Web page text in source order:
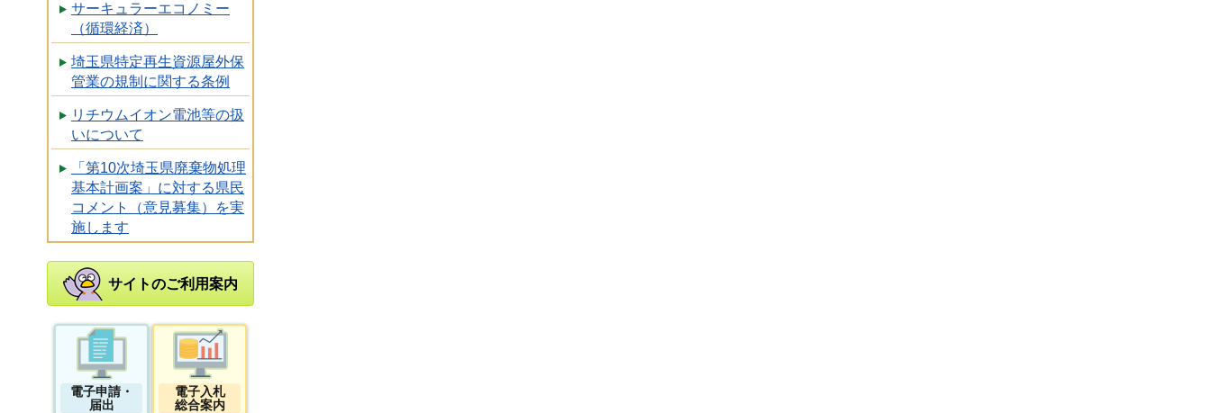
サーキュラーエコノミー
（循環経済）
埼玉県特定再生資源屋外保
管業の規制に関する条例
リチウムイオン電池等の扱
いについて
「第10次埼玉県廃棄物処理
基本計画案」に対する県民
コメント（意見募集）を実
施します
サイトのご利用案内
電子申請・
届出
電子入札
総合案内